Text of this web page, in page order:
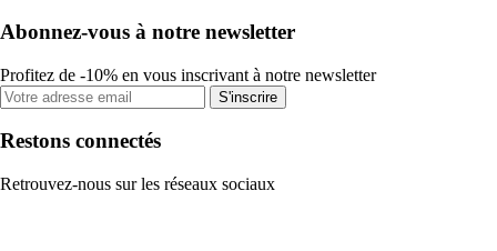
Abonnez-vous à notre newsletter
Profitez de -10% en vous inscrivant à notre newsletter
S'inscrire
Restons connectés
Retrouvez-nous sur les réseaux sociaux